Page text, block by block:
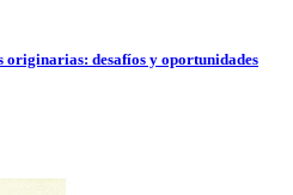
originarias: desafíos y oportunidades